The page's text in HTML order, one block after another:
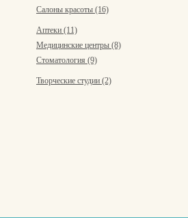
Салоны красоты (16)
Аптеки (11)
Медицинские центры (8)
Стоматология (9)
Творческие студии (2)